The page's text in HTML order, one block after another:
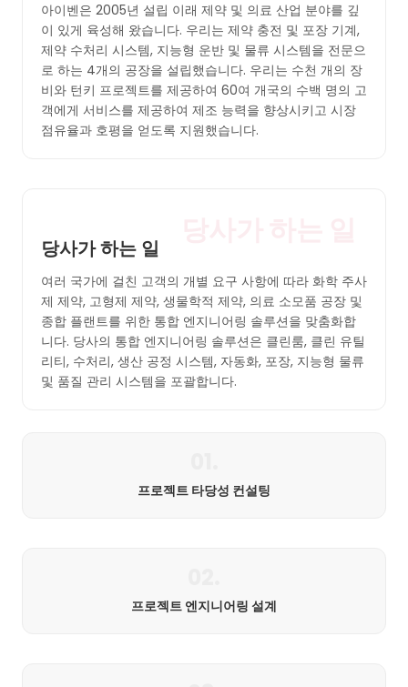
아이벤은 2005년 설립 이래 제약 및 의료 산업 분야를 깊
이 있게 육성해 왔습니다. 우리는 제약 충전 및 포장 기계,
제약 수처리 시스템, 지능형 운반 및 물류 시스템을 전문으
로 하는 4개의 공장을 설립했습니다. 우리는 수천 개의 장
비와 턴키 프로젝트를 제공하여 60여 개국의 수백 명의 고
객에게 서비스를 제공하여 제조 능력을 향상시키고 시장
점유율과 호평을 얻도록 지원했습니다.
당사가 하는 일
여러 국가에 걸친 고객의 개별 요구 사항에 따라 화학 주사
제 제약, 고형제 제약, 생물학적 제약, 의료 소모품 공장 및
종합 플랜트를 위한 통합 엔지니어링 솔루션을 맞춤화합
니다. 당사의 통합 엔지니어링 솔루션은 클린룸, 클린 유틸
리티, 수처리, 생산 공정 시스템, 자동화, 포장, 지능형 물류
및 품질 관리 시스템을 포괄합니다.
프로젝트 타당성 컨설팅
프로젝트 엔지니어링 설계